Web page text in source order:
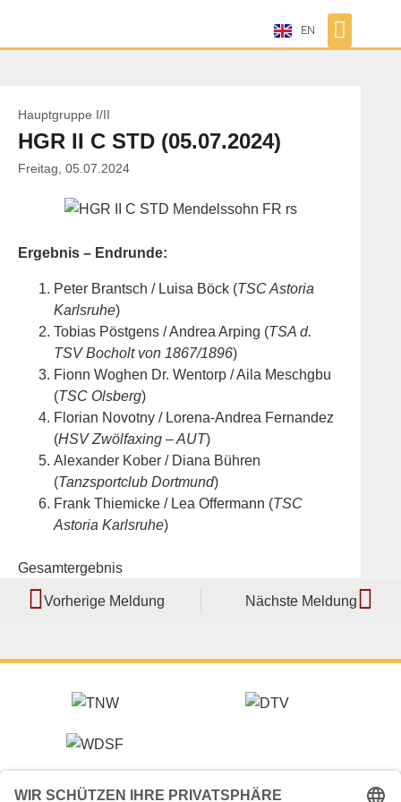
EN
Hauptgruppe I/II
HGR II C STD (05.07.2024)
Freitag, 05.07.2024
Ergebnis – Endrunde:
Peter Brantsch / Luisa Böck (TSC Astoria
Karlsruhe)
Tobias Pöstgens / Andrea Arping (TSA d.
TSV Bocholt von 1867/1896)
Fionn Woghen Dr. Wentorp / Aila Meschgbu
(TSC Olsberg)
Florian Novotny / Lorena-Andrea Fernandez
(HSV Zwölfaxing – AUT)
Alexander Kober / Diana Bühren
(Tanzsportclub Dortmund)
Frank Thiemicke / Lea Offermann (TSC
Astoria Karlsruhe)
Gesamtergebnis
Vorherige Meldung Nächste Meldung